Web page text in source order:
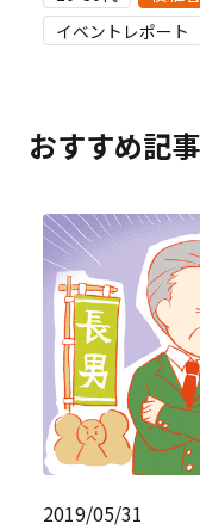
イベントレポート
おすすめ記事
2019/05/31